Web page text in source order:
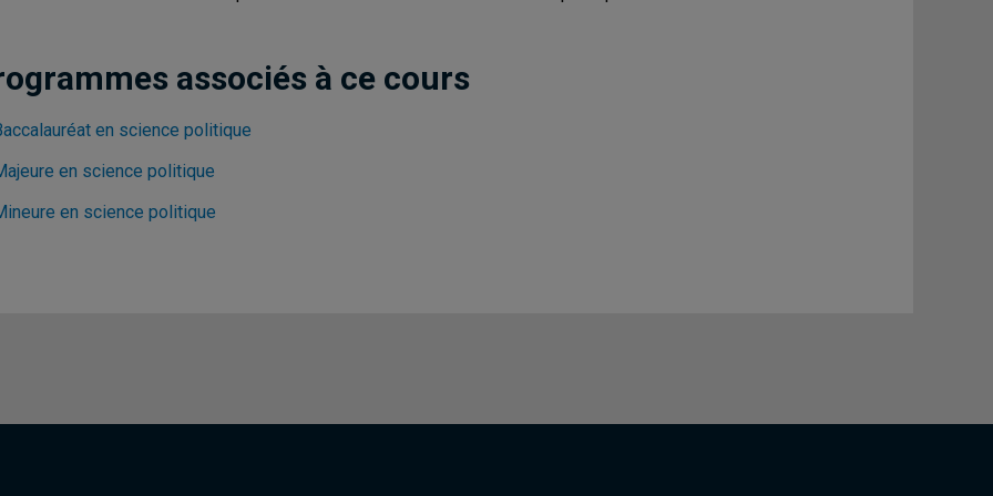
associés à ce cours
en science politique
en science politique
en science politique